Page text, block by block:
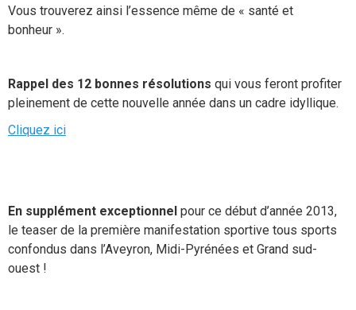
Vous trouverez ainsi l’essence même de « santé et
bonheur ».
Rappel des 12 bonnes résolutions qui vous feront profiter
pleinement de cette nouvelle année dans un cadre idyllique.
Cliquez ici
En supplément exceptionnel pour ce début d’année 2013,
le teaser de la première manifestation sportive tous sports
confondus dans l’Aveyron, Midi-Pyrénées et Grand sud-
ouest !